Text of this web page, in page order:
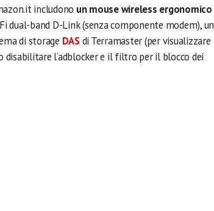
includono un mouse wireless ergonomico
dual-band D-Link (senza componente modem), un
di storage DASdi Terramaster (per visualizzare
disabilitare l’adblocker e il filtro per il blocco dei